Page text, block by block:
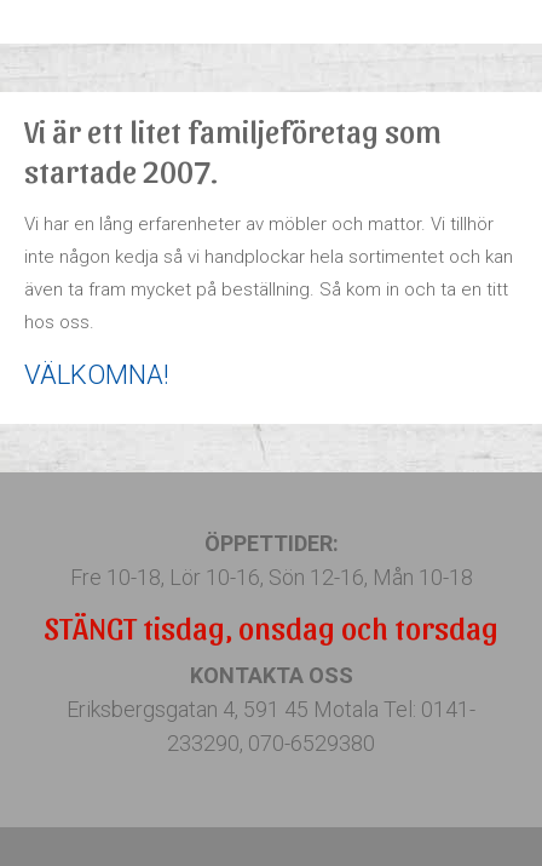
Vi är ett litet familjeföretag som
startade 2007.
Vi har en lång erfarenheter av möbler och mattor. Vi tillhör
inte någon kedja så vi handplockar hela sortimentet och kan
även ta fram mycket på beställning. Så kom in och ta en titt
hos oss.
VÄLKOMNA!
ÖPPETTIDER:
Fre 10-18, Lör 10-16, Sön 12-16, Mån 10-18
STÄNGT tisdag, onsdag och torsdag
KONTAKTA OSS
Eriksbergsgatan 4, 591 45 Motala Tel: 0141-
233290, 070-6529380